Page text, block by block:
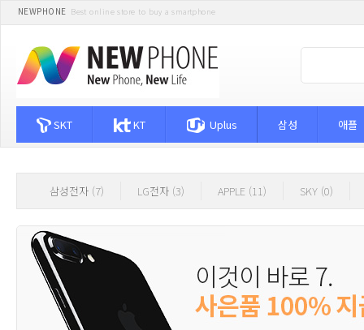
NEWPHONE Best online store to buy a smartphone
SKT KT Uplus 삼성 애플
삼성전자 (7) LG전자 (3) APPLE (11) SKY (0)